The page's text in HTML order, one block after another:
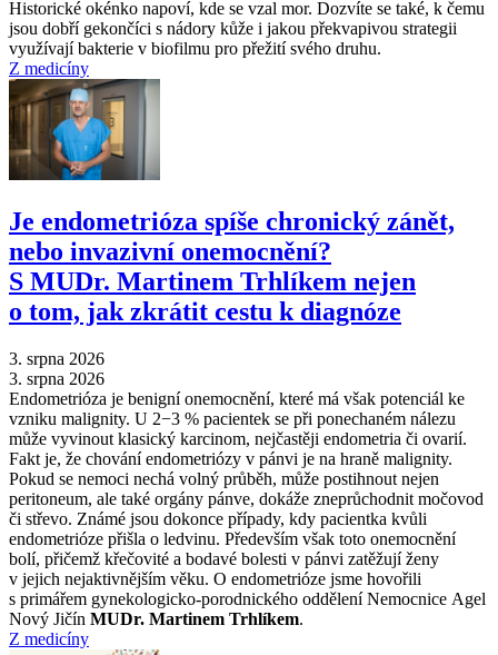
Historické okénko napoví, kde se vzal mor. Dozvíte se také, k čemu
jsou dobří gekončíci s nádory kůže i jakou překvapivou strategii
využívají bakterie v biofilmu pro přežití svého druhu.
Z medicíny
Je endometrióza spíše chronický zánět,
nebo invazivní onemocnění?
S MUDr. Martinem Trhlíkem nejen
o tom, jak zkrátit cestu k diagnóze
3. srpna 2026
3. srpna 2026
Endometrióza je benigní onemocnění, které má však potenciál ke
vzniku malignity. U 2−3 % pacientek se při ponechaném nálezu
může vyvinout klasický karcinom, nejčastěji endometria či ovarií.
Fakt je, že chování endometriózy v pánvi je na hraně malignity.
Pokud se nemoci nechá volný průběh, může postihnout nejen
peritoneum, ale také orgány pánve, dokáže zneprůchodnit močovod
či střevo. Známé jsou dokonce případy, kdy pacientka kvůli
endometrióze přišla o ledvinu. Především však toto onemocnění
bolí, přičemž křečovité a bodavé bolesti v pánvi zatěžují ženy
v jejich nejaktivnějším věku. O endometrióze jsme hovořili
s primářem gynekologicko-porodnického oddělení Nemocnice Agel
Nový Jičín MUDr. Martinem Trhlíkem.
Z medicíny